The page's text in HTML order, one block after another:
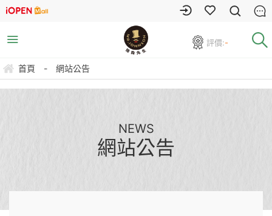
評價:-
首頁 - 網站公告
NEWS
網站公告